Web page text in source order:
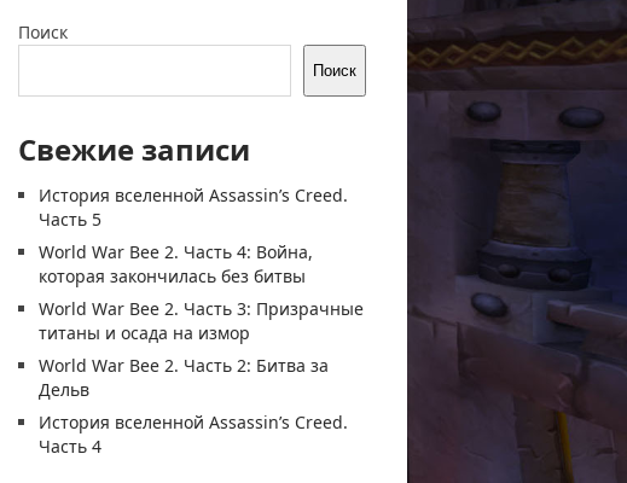
Поиск
Поиск
Свежие записи
История вселенной Assassin’s Creed.
Часть 5
World War Bee 2. Часть 4: Война,
которая закончилась без битвы
World War Bee 2. Часть 3: Призрачные
титаны и осада на измор
World War Bee 2. Часть 2: Битва за
Дельв
История вселенной Assassin’s Creed.
Часть 4